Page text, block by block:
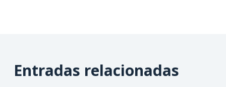
Entradas relacionadas